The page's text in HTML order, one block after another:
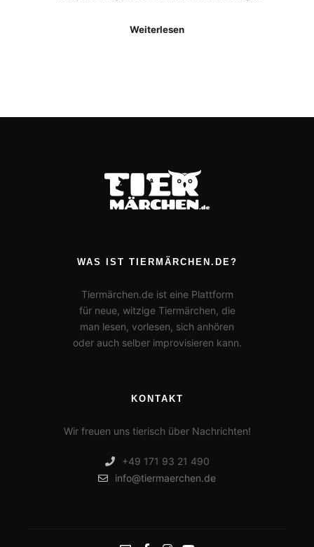
Weiterlesen
WAS IST TIERMÄRCHEN.DE?
Tiermärchen.de ist eine Plattform
für neue, witzige Tiermärchen, die
man lesen, vorlesen, sich anhören
oder auch selber improvisieren kann.
KONTAKT
Wir freuen uns tierisch über Nachrichten!
+49 171 93 21 490
info@tiermaerchen.de